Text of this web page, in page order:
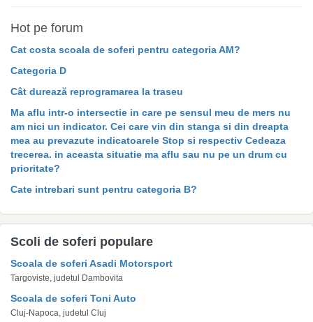
Hot pe forum
Cat costa scoala de soferi pentru categoria AM?
Categoria D
Cât durează reprogramarea la traseu
Ma aflu intr-o intersectie in care pe sensul meu de mers nu
am nici un indicator. Cei care vin din stanga si din dreapta
mea au prevazute indicatoarele Stop si respectiv Cedeaza
trecerea. in aceasta situatie ma aflu sau nu pe un drum cu
prioritate?
Cate intrebari sunt pentru categoria B?
Scoli de soferi populare
Scoala de soferi Asadi Motorsport
Targoviste, judetul Dambovita
Scoala de soferi Toni Auto
Cluj-Napoca, judetul Cluj